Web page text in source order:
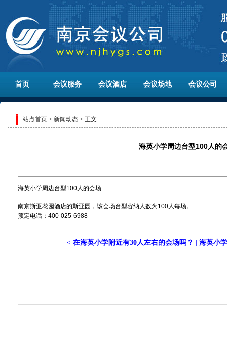
首页 会议服务 会议酒店 会议场地 会议公司
站点首页 > 新闻动态 > 正文
海英小学周边台型100人的
海英小学周边台型100人的会场
南京斯亚花园酒店的斯亚园，该会场台型容纳人数为100人每场。
预定电话：400-025-6988
< 在海英小学附近有30人左右的会场吗？ 海英小